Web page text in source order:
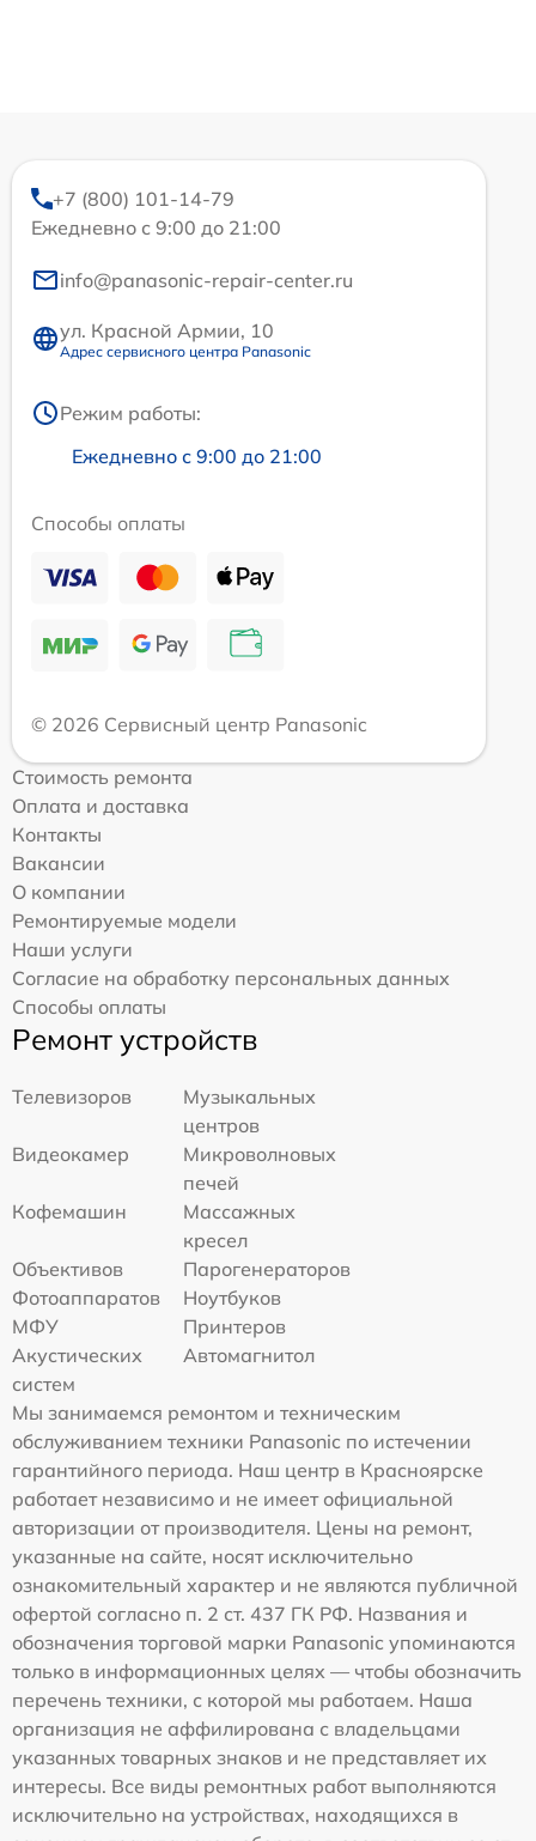
+7 (800) 101-14-79
Ежедневно с 9:00 до 21:00
info@panasonic-repair-center.ru
ул. Красной Армии, 10
Адрес сервисного центра Panasonic
Режим работы:
Ежедневно с 9:00 до 21:00
Способы оплаты
© 2026 Сервисный центр Panasonic
Стоимость ремонта
Оплата и доставка
Контакты
Вакансии
О компании
Ремонтируемые модели
Наши услуги
Согласие на обработку персональных данных
Способы оплаты
Ремонт устройств
Телевизоров
Музыкальных
центров
Видеокамер
Микроволновых
печей
Кофемашин
Массажных
кресел
Объективов
Парогенераторов
Фотоаппаратов
Ноутбуков
МФУ
Принтеров
Акустических
систем
Автомагнитол
Мы занимаемся ремонтом и техническим
обслуживанием техники Panasonic по истечении
гарантийного периода. Наш центр в Красноярске
работает независимо и не имеет официальной
авторизации от производителя. Цены на ремонт,
указанные на сайте, носят исключительно
ознакомительный характер и не являются публичной
офертой согласно п. 2 ст. 437 ГК РФ. Названия и
обозначения торговой марки Panasonic упоминаются
только в информационных целях — чтобы обозначить
перечень техники, с которой мы работаем. Наша
организация не аффилирована с владельцами
указанных товарных знаков и не представляет их
интересы. Все виды ремонтных работ выполняются
исключительно на устройствах, находящихся в